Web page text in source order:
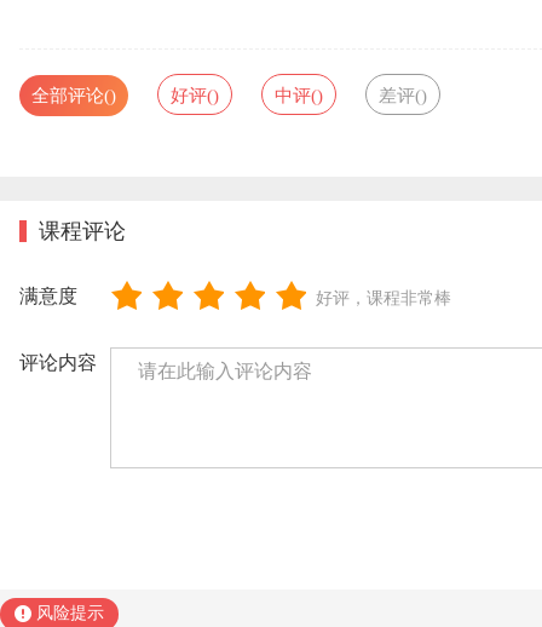
全部评论() 好评() 中评() 差评()
课程评论
满意度 好评，课程非常棒
评论内容
风险提示